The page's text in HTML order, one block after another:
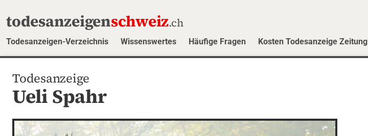
todesanzeigenschweiz.ch
Todesanzeigen-Verzeichnis Wissenswertes Häufige Fragen Kosten Todesanzeige Zeitung
Todesanzeige
Ueli Spahr